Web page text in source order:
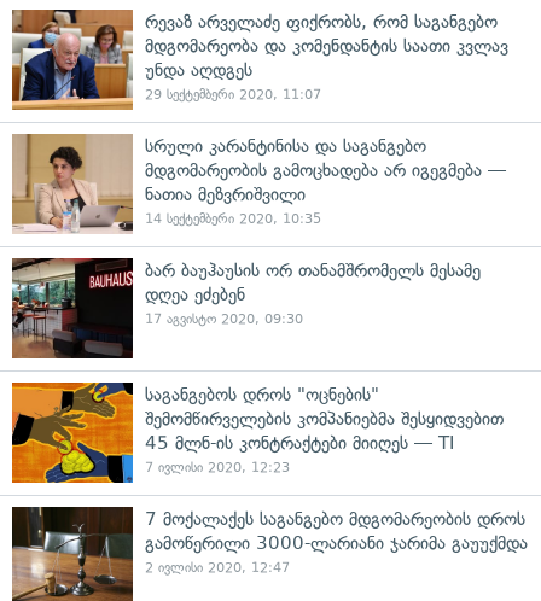
რევაზ არველაძე ფიქრობს, რომ საგანგებო
მდგომარეობა და კომენდანტის საათი კვლავ
უნდა აღდგეს
29 სექტემბერი 2020, 11:07
სრული კარანტინისა და საგანგებო
მდგომარეობის გამოცხადება არ იგეგმება —
ნათია მეზვრიშვილი
14 სექტემბერი 2020, 10:35
ბარ ბაუჰაუსის ორ თანამშრომელს მესამე
დღეა ეძებენ
17 აგვისტო 2020, 09:30
საგანგებოს დროს "ოცნების"
შემომწირველების კომპანიებმა შესყიდვებით
45 მლნ-ის კონტრაქტები მიიღეს — TI
7 ივლისი 2020, 12:23
7 მოქალაქეს საგანგებო მდგომარეობის დროს
გამოწერილი 3000-ლარიანი ჯარიმა გაუუქმდა
2 ივლისი 2020, 12:47